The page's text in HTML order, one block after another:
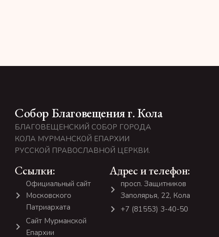
Собор Благовещения г. Кола
БЛАГОВЕЩЕНСКИЙ СОБОР ГОРОДА
КОЛА МУРМАНСКОЙ ЕПАРХИИ
РУССКОЙ ПРАВОСЛАВНОЙ ЦЕРКВИ.
Ссылки:
Официальный сайт
Московского
Патриархата
Сайт Мурманской
Епархии
Адрес и телефон:
просп. Защитников
Заполярья, 22, Кола
+7 (81553) 3-40-50